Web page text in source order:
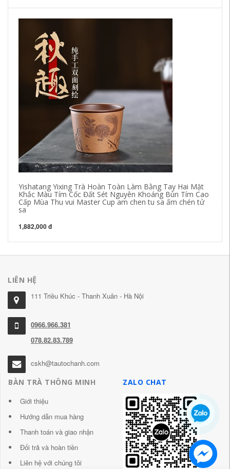
Yishatang Yixing Trà Hoàn Toàn Làm Bằng Tay Hai Mặt
Khắc Màu Tím Cốc Đất Sét Nguyên Khoáng Bùn Tím Cao
Cấp Mùa Thu vui Master Cup am chen tu sa ấm chén tử
sa
1,882,000 đ
LIÊN HỆ
111 Triều Khúc - Thanh Xuân - Hà Nội
0966.966.381
078.82.83.789
cskh@tautochanh.com
BÀN TRÀ THÔNG MINH
Giới thiệu
Hướng dẫn mua hàng
Thanh toán và giao nhận
Đổi trả và hoàn tiền
Liên hệ với chúng tôi
ZALO CHAT